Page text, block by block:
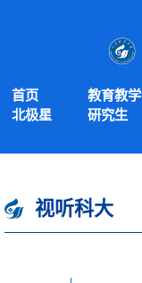
首页 教育教学
北极星
研究生
视听科大